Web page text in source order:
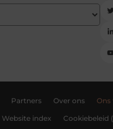
Partners Over ons Ons
Website index Cookiebeleid